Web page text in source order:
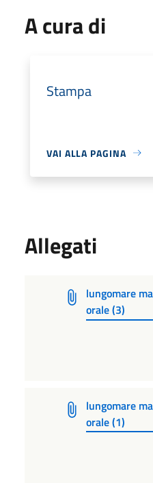
A cura di
Stampa
VAI ALLA PAGINA
Allegati
lungomare
orale (3)
lungomare
orale (1)